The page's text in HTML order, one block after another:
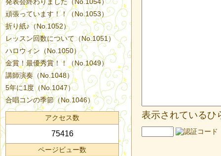
表示されているひ
頑張っています！！（No.1053）
折り紙♪（No.1052）
レッスン回数について（No.1051）
ハロウィン（No.1050）
金賞！最優秀賞！！（No.1049）
講師演奏（No.1048）
5年に1度（No.1047）
合唱コンの季節（No.1046）
アクセス数
75416
ページビュー数